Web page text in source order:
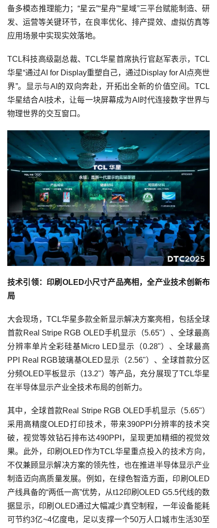
备多模态推理能力；“星云”“星舟”“星域”三平台赋能制造、研
发、运营等关键环节，在良率优化、排产提效、虚拟仿真等
应用场景中实现实效落地。
TCL科技高级副总裁、TCL华星首席执行官赵军表示，TCL
华星“通过AI for Display重塑自己，通过Display for AI点亮世
界”。显示与AI的双向奔赴，开拓出全新的价值空间。TCL
华星结合AI技术，让每一块屏幕成为AI时代连接数字世界与
物理世界的交互窗口。
技术引领：印刷OLED小尺寸产品亮相，全产业技术创新布
局
大会现场，TCL华星多款全新显示解决方案亮相，包括全球
首款Real Stripe RGB OLED手机显示（5.65"）、全球最高
分辨率单片全彩硅基Micro LED显示（0.28"）、全球最高
PPI Real RGB玻璃基OLED显示（2.56"）、全球首款分区
分频OLED平板显示（13.2"）等产品，充分展现了TCL华星
在半导体显示产业全技术布局的创新力。
其中，全球首款Real Stripe RGB OLED手机显示（5.65"）
采用高精度OLED打印技术，带来390PPI分辨率的技术突
破，视觉等效钻石排布达490PPI，呈现更加精细的视觉效
果。此外，印刷OLED作为TCL华星重点投入的技术方向，
不仅兼顾显示解决方案的领先性，也在推进半导体显示产业
制造迈向高质量发展。例如，在绿色智造方面，印刷OLED
产线具备的“两低一高”优势，从t12印刷OLED G5.5代线的数
据显示，印刷OLED通过大幅减少真空制程，一年设备能耗
可节约3亿~4亿度电，足以支撑一个50万人口城市生活30至